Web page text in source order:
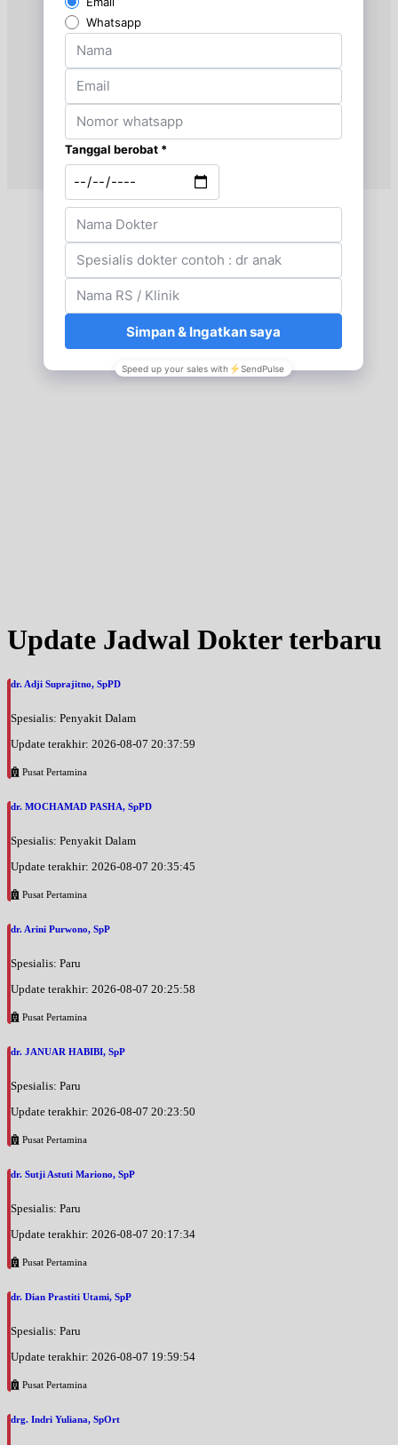
Update Jadwal Dokter terbaru
dr. Adji Suprajitno, SpPD
Spesialis: Penyakit Dalam
Update terakhir: 2026-08-07 20:37:59
Pusat Pertamina
dr. MOCHAMAD PASHA, SpPD
Spesialis: Penyakit Dalam
Update terakhir: 2026-08-07 20:35:45
Pusat Pertamina
dr. Arini Purwono, SpP
Spesialis: Paru
Update terakhir: 2026-08-07 20:25:58
Pusat Pertamina
dr. JANUAR HABIBI, SpP
Spesialis: Paru
Update terakhir: 2026-08-07 20:23:50
Pusat Pertamina
dr. Sutji Astuti Mariono, SpP
Spesialis: Paru
Update terakhir: 2026-08-07 20:17:34
Pusat Pertamina
dr. Dian Prastiti Utami, SpP
Spesialis: Paru
Update terakhir: 2026-08-07 19:59:54
Pusat Pertamina
drg. Indri Yuliana, SpOrt